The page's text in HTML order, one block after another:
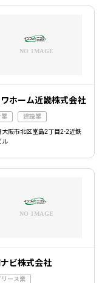
ホーム近畿株式会社
業 建設業
大阪市北区堂島2丁目2-2近鉄
ル
ビ株式会社
リース業